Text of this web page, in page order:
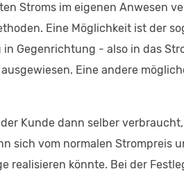
Stroms im eigenen Anwesen
Eine Möglichkeit ist der
Gegenrichtung - also in das
Eine andere
Kunde dann selber
sich vom normalen Strompreis
realisieren könnte. Bei der